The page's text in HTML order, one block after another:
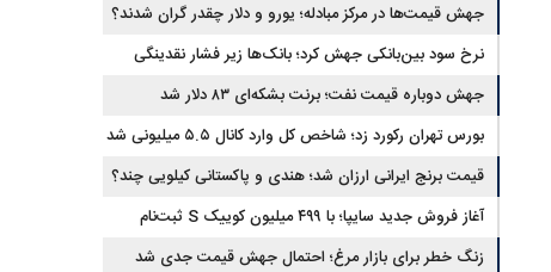
فضای مجازی نیستند
جهش قیمت‌ها در مرکز مبادله؛ یورو و دلار چقدر گران شدند؟
نرخ سود بین‌بانکی جهش کرد؛ بانک‌ها زیر فشار نقدینگی
جهش دوباره قیمت نفت؛ برنت بشکه‌ای ۸۳ دلار شد
بورس تهران رکورد زد؛ شاخص کل وارد کانال ۵.۵ میلیونی شد
قیمت برنج ایرانی ارزان شد؛ هندی و پاکستانی کیلویی چند؟
آغاز فروش جدید سایپا؛ با ۴۹۹ میلیون کوییک S ثبت‌نام
کنید+جزئیات
زنگ خطر برای بازار مرغ؛ احتمال جهش قیمت جدی شد